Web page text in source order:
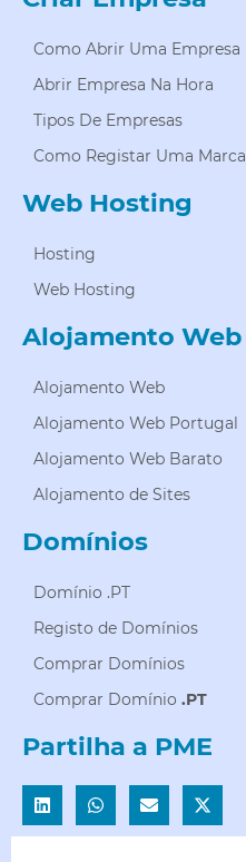
Como Abrir Uma Empresa
Abrir Empresa Na Hora
Tipos De Empresas
Como Registar Uma Marca
Web Hosting
Hosting
Web Hosting
Alojamento Web
Alojamento Web
Alojamento Web Portugal
Alojamento Web Barato
Alojamento de Sites
Domínios
Domínio .PT
Registo de Domínios
Comprar Domínios
Comprar Domínio .PT
Partilha a PME